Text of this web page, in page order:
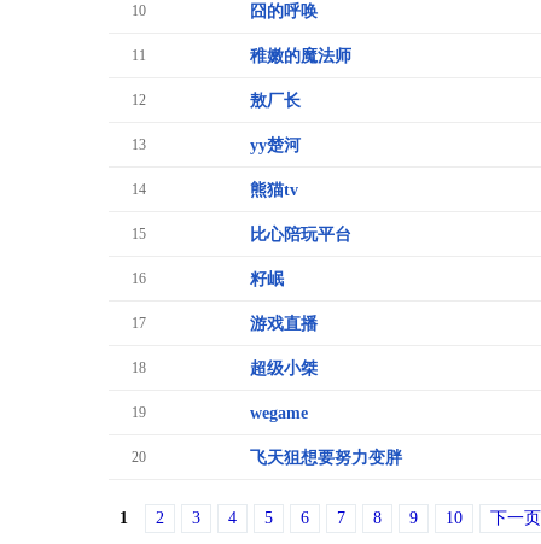
10 囧的呼唤
11 稚嫩的魔法师
12 敖厂长
13 yy楚河
14 熊猫tv
15 比心陪玩平台
16 籽岷
17 游戏直播
18 超级小桀
19 wegame
20 飞天狙想要努力变胖
1 2 3 4 5 6 7 8 9 10 下一页